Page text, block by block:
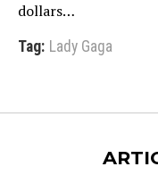
dollars…
Tag: Lady Gaga